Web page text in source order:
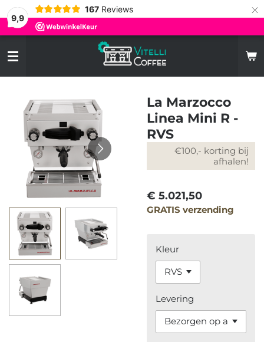
9,9
167 Reviews ×
La Marzocco
Linea Mini R -
RVS
€100,- korting bij
afhalen!
€ 5.021,50
GRATIS verzending
Kleur
Levering